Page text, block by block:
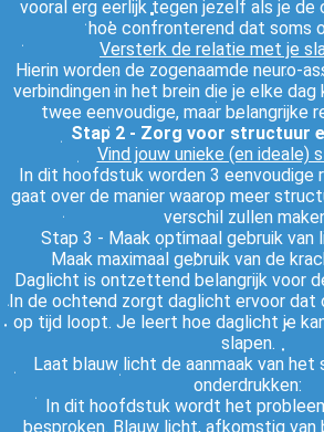
vooral erg eerlijk tegen jezelf als je
hoe confronterend dat soms
Versterk de relatie met je
Hierin worden de zogenaamde neuro-
verbindingen in het brein die je elke
twee eenvoudige, maar belangrijke
Stap 2 - Zorg voor structuur
Vind jouw unieke (en ideale)
In dit hoofdstuk worden 3 eenvoudige
gaat over de manier waarop meer
verschil zullen
Stap 3 - Maak optimaal gebruik van
Maak maximaal gebruik van de
Daglicht is ontzettend belangrijk voor
In de ochtend zorgt daglicht ervoor dat
op tijd loopt. Je leert hoe daglicht je
slapen.
Laat blauw licht de aanmaak van het
onderdrukken:
In dit hoofdstuk wordt het
besproken. Blauw licht, afkomstig van